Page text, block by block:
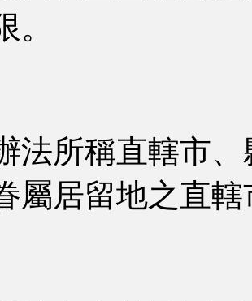
。
法所稱直轄市
屬居留地之直